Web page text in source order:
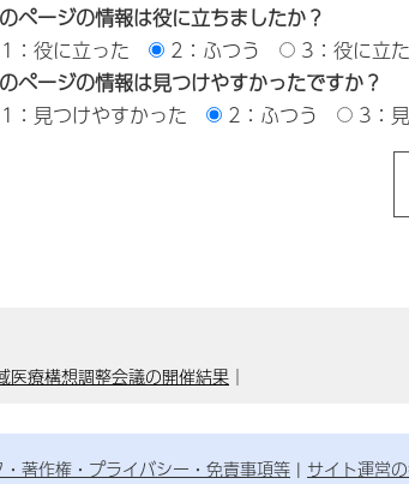
ページの情報は役に立ちましたか？
1：役に立った
2：ふつう
3：役に立
ページの情報は見つけやすかったですか？
1：見つけやすかった
2：ふつう 3：
療構想調整会議の開催結果 ｜
・著作権・プライバシー・免責事項等 サイト運営